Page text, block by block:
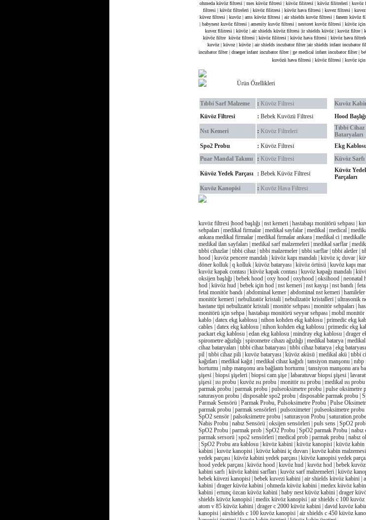
ohmeda küvöz filtresi | mes küvöz filtresi | küvöz filitresi | küvöz filitreleri | kuvöz
filtresi | küvöz filtreleri | küvöz filitresi | küvöz hava filtresi | kuvez filtresi |
küvez filtresi | kuvöz | ams küvöz filtresi | air shields kuvöz filtresi | fanem küvöz
| babynest kuvöz filtresi | amenity kuvöz filtresi | nestoret kuvöz filtresi | küvöz
kuvez filitresi | küvöz | air shields küvöz filtresi |ir shields küvöz | kuvöz filtre |
küvöz filtre küvöz filtresi | küvöz filitresi | küvöz hava filtresi | küvöz hava
kuvöz | küvoz | küvöz | air shields incubator filter |air shields infant incubator
incubator filter | draeger infant incubator filter | ge medical infant incubator filter|
kuvözü hava filtresi | küvöz filtresi | kuvöz
Ürün Özellikleri
Tıbbi Sarf Malzeme : Küvöz Filtresi Kuvöz
Küvöz Filtresi
: Bebek Kuvözü Filtresi Hood
Nst Kemeri : Küvöz Filtreleri
Tıbbi Cihaz
Bataryaları
Spo2 Probu : Küvöz Filtresi Ekg
Puar Mandal Takımı
: Küvöz Filtresi Küvöz Sarfı
Küvöz Yedek Parçası : Bebek Küvöz Filtresi
Küvöz
Parçaları
Kuvöz Kanopisi : Kuvöz Hava Filtresi
kuvöz filtresi |hood başlığı | nst kemeri | hastabaşı monitörü sehpası |
sehpaları | medikal firmalar | medikal sayfalar | medikal | medical |
ankara medikal firmalar | medikal firmalar ankara | medikal ci |
medikal ilan sayfaları | medikal sarf malzemeleri | medikal sarflar |
tıbbi cihazlar | tıbbi cihaz | tıbbi malzemeler | tıbbi sarflar | tıbbi aletler |
hood | kuvöz pencere mandalı | küvöz kapı mandalı | küvöz iç duvar |
döner kolluk | q kolluk | küvöz bataryası | küvöz örtüsü | kuvöz kapı
kuvöz kapak contası | küvöz kapak contası | kuvöz kapağı mandalı |
oksijen başlığı | bebek hood | oxy hood | oxyhood | oksihood | neonatal
hod | küvöz hud | bebek için hod | nst kemeri | nst kayışı | nst bandı |
fetal monitör bandı | abdominal kemer | abdominal nst kemeri |
monitör kemeri | nebulizatör kristali | nebulizatör kristalleri | ultrasonik
hastane tipi nebulizatör kristali | monitör sehpası | monitör sehpaları |
monitörü için sehpa | hastabaşı monitörü seyyar sehpası | mobil
kablo | datex ekg kablosu | nihon kohden ekg kablosu | primedic ekg
cables | datex ekg kablosu | nihon kohden ekg kablosu | primedic ekg
packart ekg kablosu | edan ekg kablosu | mindray ekg kablosu | drager
spirometre ağızlığı | spirometre cihazı ağızlığı | medikal batarya |
cihaz bataryaları | tıbbi cihaz bataryası | tıbbi cihaz batarya | ekg
pil | tıbbi cihaz pili | kuvöz bataryası | küvöz aküsü | medikal akü | tıbbi
kağıtları | medikal kağıt | medikal cihaz kağıdı | tansiyon manşonu |
hortumu | nıbp manşonu ara bağlantı hortumu | tansiyon manşonu ara
şişesi | biopsi şişeleri | biopsi cam şişe | labaratuvar biopsi şişesi |
şişesi | ısı probu | kuvöz ısı probu | monitör ısı probu | medikal ısı
parmak probu | parmak probu | pulseoksimetre probu | pulse oksimetre
saturasyon probu | disposable spo2 probu | disposable parmak probu |
Parmak Sensörü | Parmak Probu, Pulsoksimetre Probu | Pulse
parmak probu | parmak sensörleri | pulsoximeter | pulseoksimetre
SpO2 sensör | palsoksimetre probu | saturasyon Probu |
Nabis Probu | nabız Sensörü | oksijen sensörleri | puls sens | SpO2
SpO2 Probu | parmak prob | SpO2 Probu | SpO2 parmak Probu | nabız
parmak sersorü | spo2 sensörleri | medical prob | parmak probu | nabız
| SpO2 Probu ara kablosu | küvöz kabini | küvöz kanopisi | küvöz
kabini | kuvöz kanopisi | küvöz kabini iç duvarı | kuvöz kabin
yedek parçası | küvöz kabini yedek parçası | küvöz kanopisi yedek
hood yedek parçası | küvöz hood | kuvöz hud | kuvöz hod | bebek
kabini sarfı | küvöz kabini sarfları | kuvöz sarf malzemeleri | küvöz
bebek küvezi kanopisi | bebek kuvezi kabini | air shields küvöz kabini |
kabini | drager küvöz kabini | ohmeda küvöz kabini | medex küvöz
kabini | ertunç özcan küvöz kabini | baby nest küvöz kabini | drager
shields küvöz kanopisi | medix küvöz kanopisi | air shields c 100 kuvöz
atom v 85 küvöz kabini | drager c 2000 küvöz kabini | david kuvöz
kanopisi | airshields c 100 kuvöz kanopisi | air shields c 450 küvöz